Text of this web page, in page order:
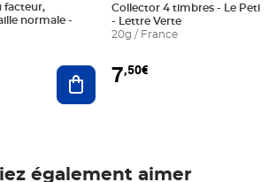
facteur,
Ajouter au panier
Collector 4 timbres - Le Petit
- Lettre Verte
20g / France
7,50€
également aimer